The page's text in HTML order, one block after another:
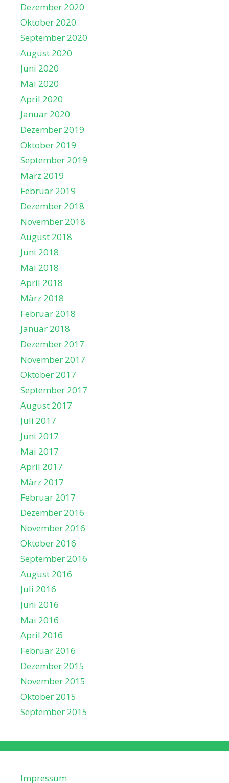
Dezember 2020
Oktober 2020
September 2020
August 2020
Juni 2020
Mai 2020
April 2020
Januar 2020
Dezember 2019
Oktober 2019
September 2019
März 2019
Februar 2019
Dezember 2018
November 2018
August 2018
Juni 2018
Mai 2018
April 2018
März 2018
Februar 2018
Januar 2018
Dezember 2017
November 2017
Oktober 2017
September 2017
August 2017
Juli 2017
Juni 2017
Mai 2017
April 2017
März 2017
Februar 2017
Dezember 2016
November 2016
Oktober 2016
September 2016
August 2016
Juli 2016
Juni 2016
Mai 2016
April 2016
Februar 2016
Dezember 2015
November 2015
Oktober 2015
September 2015
Impressum